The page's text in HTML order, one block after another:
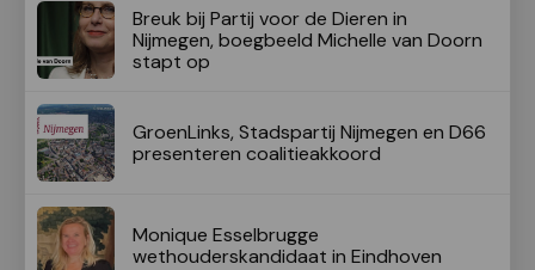
Breuk bij Partij voor de Dieren in
Nijmegen, boegbeeld Michelle van Doorn
stapt op
GroenLinks, Stadspartij Nijmegen en D66
presenteren coalitieakkoord
Monique Esselbrugge
wethouderskandidaat in Eindhoven